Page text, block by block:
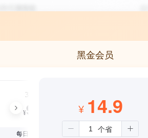
黑金会员
3个月
¥99
每日仅1.08元
¥ 14.9